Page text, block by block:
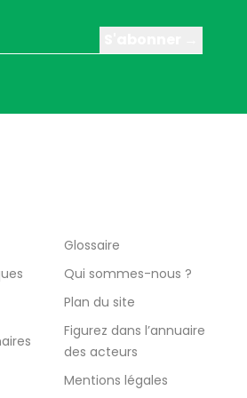
Glossaire
Qui sommes-nous ?
Plan du site
Figurez dans l’annuaire
des acteurs
Mentions légales